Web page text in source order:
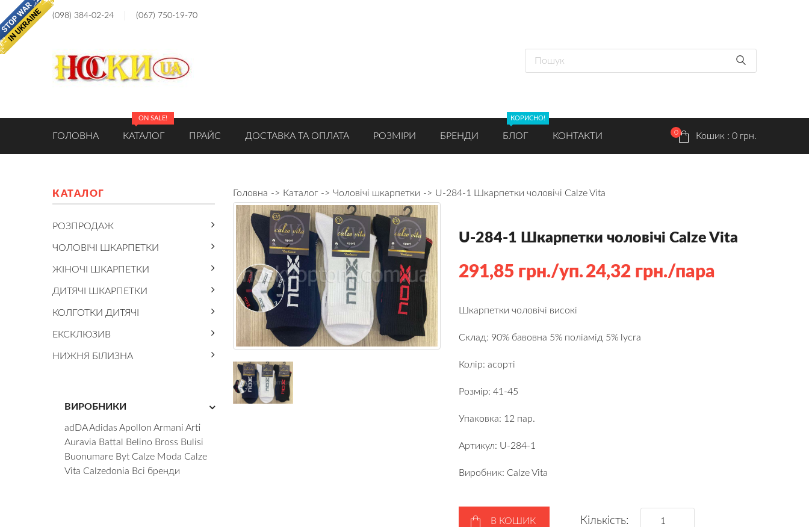
(098) 384-02-24 (067) 750-19-70
ГОЛОВНА КАТАЛОГ
ON SALE!
ПРАЙС ДОСТАВКА ТА ОПЛАТА РОЗМІРИ БРЕНДИ БЛОГ
КОРИСНО!
КОНТАКТИ 0 Кошик : 0 грн.
КАТАЛОГ
РОЗПРОДАЖ
ЧОЛОВІЧІ ШКАРПЕТКИ
ЖІНОЧІ ШКАРПЕТКИ
ДИТЯЧІ ШКАРПЕТКИ
КОЛГОТКИ ДИТЯЧІ
ЕКСКЛЮЗИВ
НИЖНЯ БІЛИЗНА
ВИРОБНИКИ
adDAAdidas Apollon Armani Arti
Auravia Battal Belino Bross Bulisi
Buonumare Byt Calze Moda Calze
Vita Calzedonia Всі бренди
Головна Каталог Чоловічі шкарпетки U-284-1 Шкарпетки чоловічі Calze Vita
U-284-1 Шкарпетки чоловічі Calze Vita
291,85 грн./уп.24,32 грн./пара
Шкарпетки чоловічі високі
Склад: 90% бавовна 5% поліамід 5% lycra
Колір: асорті
Розмір: 41-45
Упаковка: 12 пар.
Артикул: U-284-1
Виробник: Calze Vita
В КОШИК Кількість: